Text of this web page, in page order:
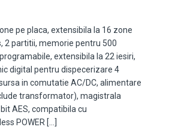
pe placa, extensibila la 16 zone
2 partitii, memorie pentru 500
extensibila la 22 iesiri,
digital pentru dispecerizare 4
in comutatie AC/DC, alimentare
transformator), magistrala
AES, compatibila cu
POWER […]